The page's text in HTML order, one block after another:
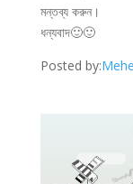
মন্তব্য করুন।
ধন্যবাদ🙂🙂
Posted by: